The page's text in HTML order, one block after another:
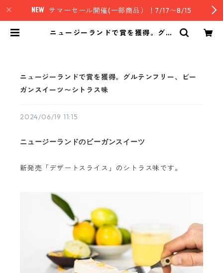
サマーセール開催(一部商品）！7/17〜8/15
ニュージーランドで賞を獲得。グル
ニュージーランドで賞を獲得。グルテンフリー、ビー
ガンスイーツ〜シトラス味
2024/06/19 11:15
ニュージーランドのビーガンスイーツ
新発売「デザートスライス」 のシトラス味です。